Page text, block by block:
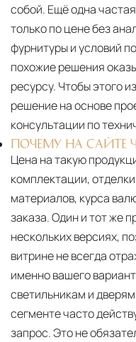
собой. Ещё одна
только по цене без
фурнитуры и условий
похожие решения
ресурсу. Чтобы этого
решение на основе
консультации по
ПОЧЕМУ НА САЙТЕ
Цена на такую
комплектации,
материалов, курса
заказа. Один и тот же
нескольких версиях,
витрине не всегда
именно вашего
светильникам и
сегменте часто
запрос. Это не